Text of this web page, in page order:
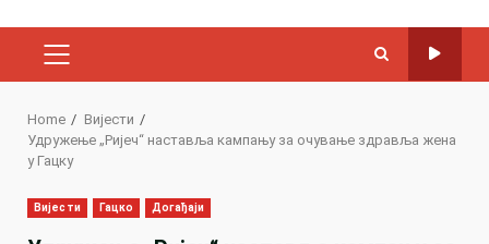
PRIMARY
Home
Вијести
Удружење „Ријеч“ наставља кампању за очување здравља жена
у Гацку
Вијести Гацко Догађаји